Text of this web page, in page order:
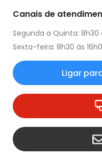
Canais de
Segunda a Quinta: 8h30
Sexta-feira: 8h30 às
Ligar